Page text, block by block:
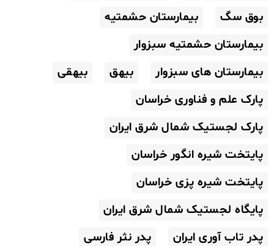
بوق سگ
بیمارستان حشمتیه
بیمارستان حشمتیه سبزوار
بیمارستان های سبزوار
بیهق
بیهقی
پارک علم و فناوری خراسان
پارک لجستیک شمال شرق ایران
پایتخت شیره انگور خراسان
پایتخت شیره پزی خراسان
پایگاه لجستیک شمال شرق ایران
پدر تاب آوری ایران
پدر نثر فارسی